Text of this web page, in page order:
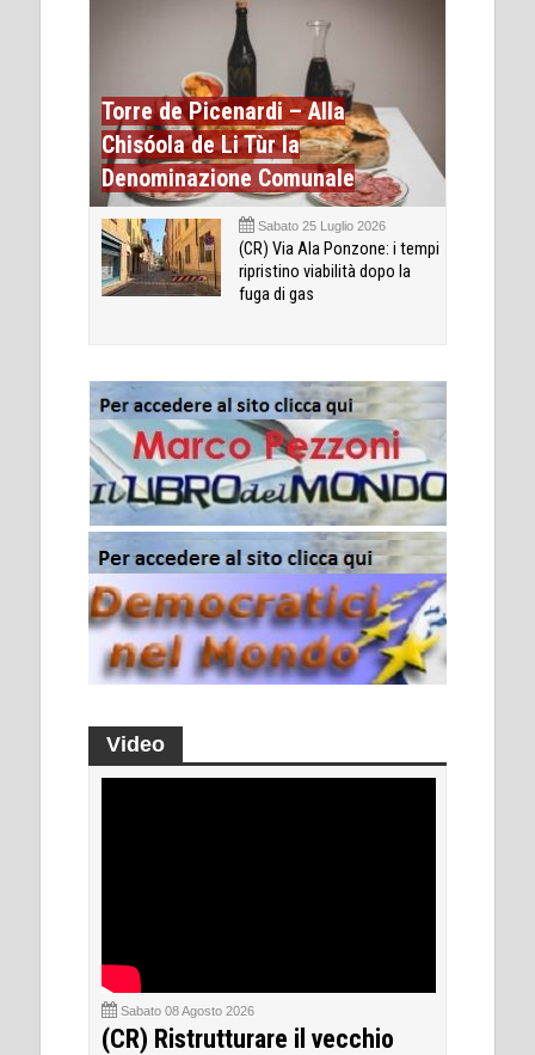
Torre de Picenardi – Alla
Chisóola de Li Tùr la
Denominazione Comunale
Sabato 25 Luglio 2026
(CR) Via Ala Ponzone: i tempi
ripristino viabilità dopo la
fuga di gas
Video
Sabato 08 Agosto 2026
(CR) Ristrutturare il vecchio